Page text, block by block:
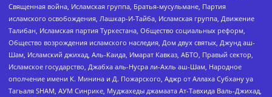
Священная война, Исламская группа, Братья-мусульмане, Партия
исламского освобождения, Лашкар-И-Тайба, Исламская группа, Движение
Талибан, Исламская партия Туркестана, Общество социальных реформ,
Общество возрождения исламского наследия, Дом двух святых, Джунд аш-
Шам, Исламский джихад, Аль-Каида, Имарат Кавказ, АБТО, Правый сектор,
Исламское государство, Джабха аль-Нусра ли-Ахль аш-Шам, Народное
ополчение имени К. Минина и Д. Пожарского, Аджр от Аллаха Субхану уа
Тагьаля SHAM, АУМ Синрике, Муджахеды джамаата Ат-Тавхида Валь-Джихад,